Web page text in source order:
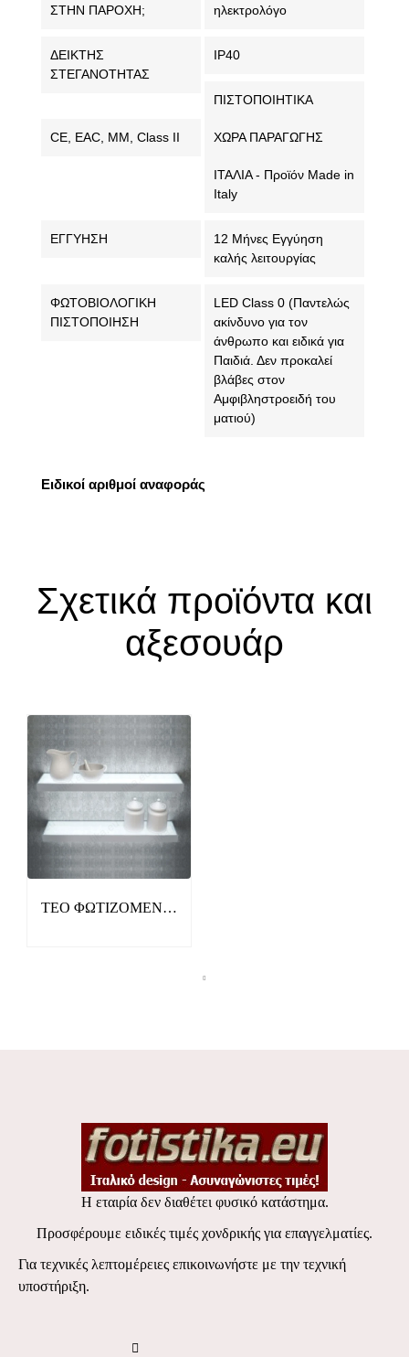
ΣΤΗΝ ΠΑΡΟΧΗ;
ηλεκτρολόγο
ΔΕΙΚΤΗΣ
ΣΤΕΓΑΝΟΤΗΤΑΣ
IP40
ΠΙΣΤΟΠΟΙΗΤΙΚΑ
CE, EAC, MM, Class II ΧΩΡΑ ΠΑΡΑΓΩΓΗΣ
ΙΤΑΛΙΑ - Προϊόν Made in
Italy
ΕΓΓΥΗΣΗ
12 Μήνες Εγγύηση
καλής λειτουργίας
ΦΩΤΟΒΙΟΛΟΓΙΚΗ
ΠΙΣΤΟΠΟΙΗΣΗ
LED Class 0 (Παντελώς
ακίνδυνο για τον
άνθρωπο και ειδικά για
Παιδιά. Δεν προκαλεί
βλάβες στον
Αμφιβληστροειδή του
ματιού)
Ειδικοί αριθμοί αναφοράς
Σχετικά προϊόντα και
αξεσουάρ
TEO ΦΩΤΙΖΟΜΕΝΑ
Η εταιρία δεν διαθέτει φυσικό κατάστημα.
Προσφέρουμε ειδικές τιμές χονδρικής για επαγγελματίες.
Για τεχνικές λεπτομέρειες επικοινωνήστε με την τεχνική
υποστήριξη.